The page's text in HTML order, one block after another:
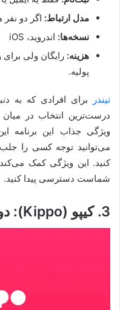
مدل ارتباط: اگر دو
نسخه‌ها: اندروید، iOS
هزینه:
پولیه.
تیندر
برای افرادی که به
درست‌ترین انتخاب در
می‌توانید توجه کسی را
کنید. این ویژگی کمک
شماست دسترسی پیدا کنید.
3. کیپو (Kippo): دوست یابی برای گیمرها